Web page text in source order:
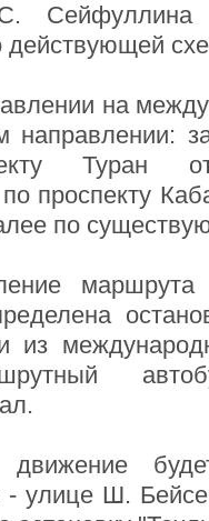
на
направлении:
Туран
проспекту
по
из
будет
- улице Ш.